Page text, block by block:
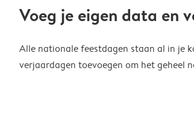
Voeg je eigen data en
Alle nationale feestdagen staan al in je
verjaardagen toevoegen om het geheel